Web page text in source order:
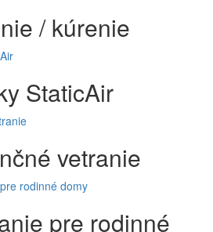
/ kúrenie
StaticAir
vetranie
rodinné domy
pre rodinné